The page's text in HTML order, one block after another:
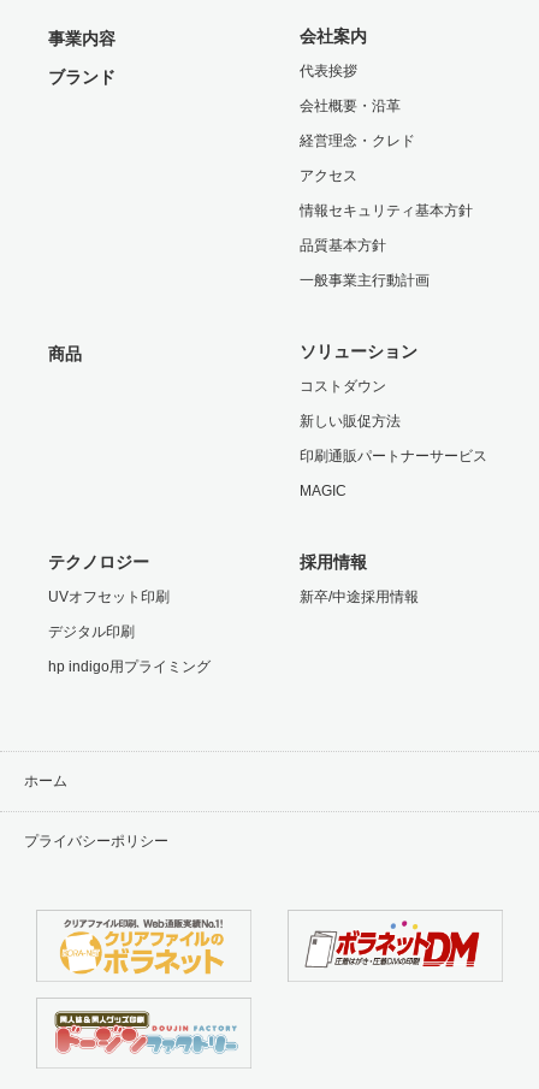
事業内容
ブランド
会社案内
代表挨拶
会社概要・沿革
経営理念・クレド
アクセス
情報セキュリティ基本方針
品質基本方針
一般事業主行動計画
商品 ソリューション
コストダウン
新しい販促方法
印刷通販パートナーサービス
MAGIC
テクノロジー
UVオフセット印刷
デジタル印刷
hp indigo用プライミング
採用情報
新卒/中途採用情報
ホーム
プライバシーポリシー